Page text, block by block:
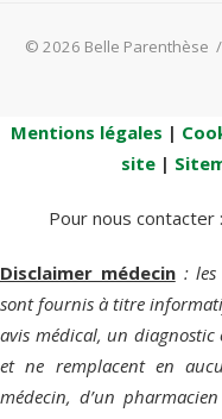
© 2026 Belle Parenthèse /
Mentions légales |
site|
Pour nous contacter :
Disclaimer médecin: les
sont fournis à titre
avis médical, un
et ne remplacent en
médecin, d’un